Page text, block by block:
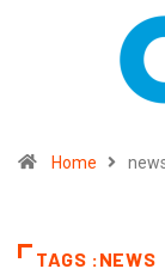
Home
TAGS :NEWS